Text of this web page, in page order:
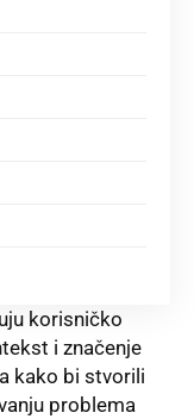
korisničko
i značenje
kako bi stvorili
problema